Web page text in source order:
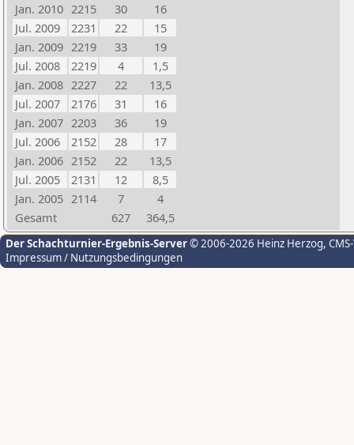
Jan. 2010 2215 30
16
Jul. 2009
2231 22
15
Jan. 2009 2219 33
19
Jul. 2008
2219 4
1,5
Jan. 2008 2227 22
13,5
Jul. 2007
2176 31
16
Jan. 2007 2203 36
19
Jul. 2006
2152 28
17
Jan. 2006 2152 22
13,5
Jul. 2005
2131 12
8,5
Jan. 2005 2114 7
4
Gesamt
627 364,5
Der Schachturnier-Ergebnis-Server© 2006-2026 Heinz Herzog,
Impressum / Nutzungsbedingungen